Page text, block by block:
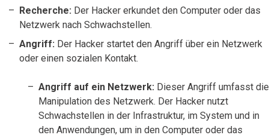
Recherche: Der Hacker erkundet den Computer oder das
Netzwerk nach Schwachstellen.
Angriff: Der Hacker startet den Angriff über ein Netzwerk
oder einen sozialen Kontakt.
Angriff auf ein Netzwerk: Dieser Angriff umfasst die
Manipulation des Netzwerk. Der Hacker nutzt
Schwachstellen in der Infrastruktur, im System und in
den Anwendungen, um in den Computer oder das